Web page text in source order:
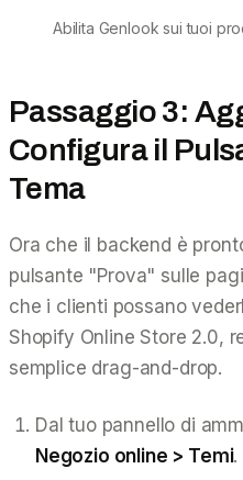
Abilita Genlook sui tuoi
Passaggio 3:
Configura il
Tema
Ora che il backend è
pulsante "Prova" sulle
che i clienti possano
Shopify Online Store 2.0,
semplice drag-and-drop.
Dal tuo pannello di
Negozio online > Temi.